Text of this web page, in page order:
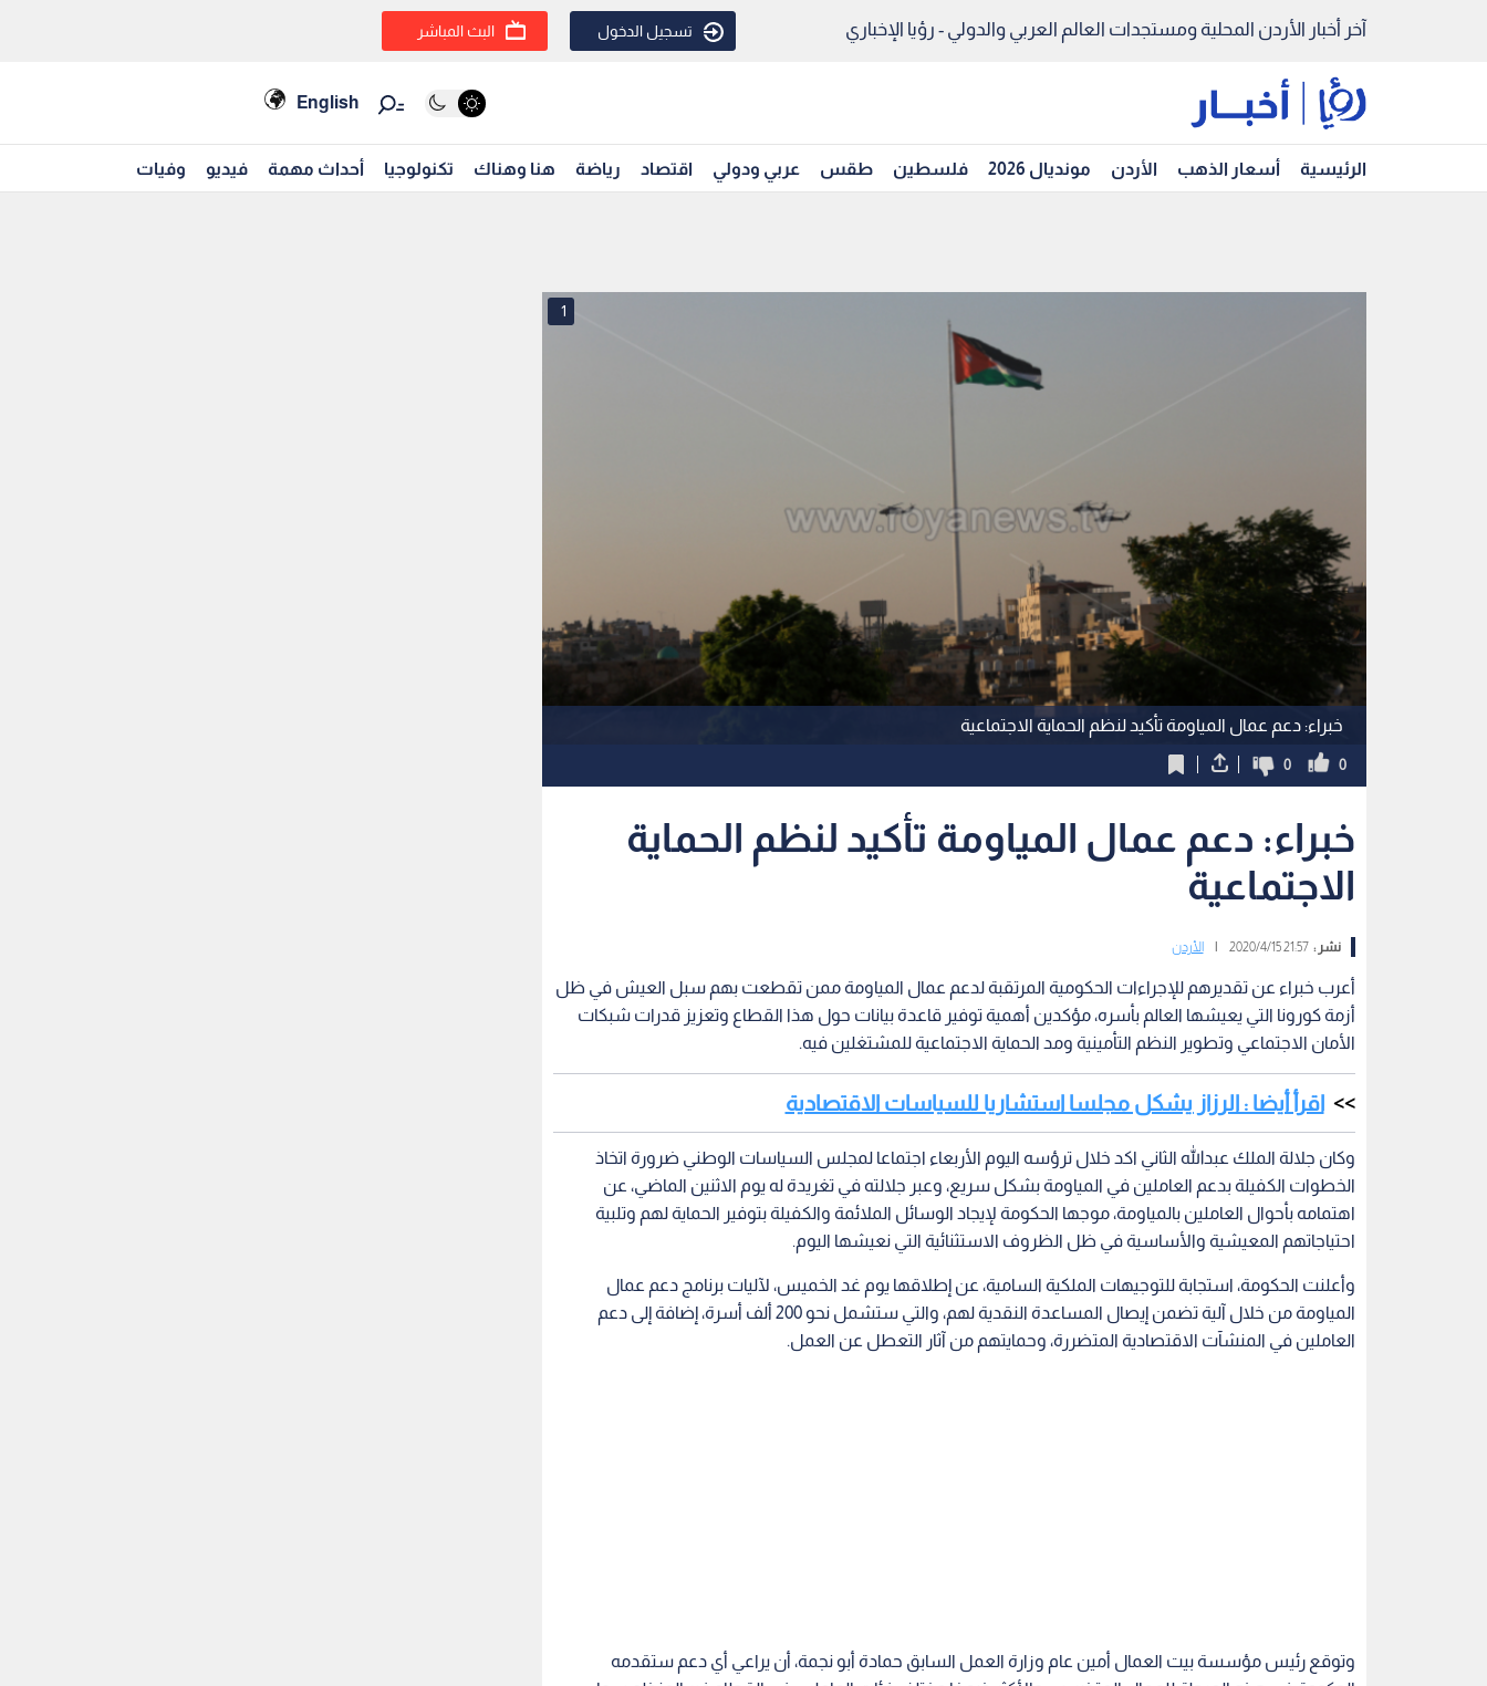
آخر أخبار الأردن المحلية ومستجدات العالم العربي والدولي - رؤيا الإخباري تسجيل الدخول البث المباشر
English
الرئيسية أسعار الذهب الأردن مونديال 2026 فلسطين طقس عربي ودولي اقتصاد رياضة هنا وهناك تكنولوجيا أحداث مهمة فيديو وفيات
خبراء: دعم عمال المياومة تأكيد لنظم الحماية الاجتماعية
1
0
0
خبراء: دعم عمال المياومة تأكيد لنظم الحماية
الاجتماعية
نشر :21:57 2020/4/15 الأردن
أعرب خبراء عن تقديرهم للإجراءات الحكومية المرتقبة لدعم عمال المياومة ممن تقطعت بهم سبل العيش في ظل
أزمة كورونا التي يعيشها العالم بأسره، مؤكدين أهمية توفير قاعدة بيانات حول هذا القطاع وتعزيز قدرات شبكات
الأمان الاجتماعي وتطوير النظم التأمينية ومد الحماية الاجتماعية للمشتغلين فيه.
اقرأ أيضا : الرزاز يشكل مجلسا استشاريا للسياسات الاقتصادية
وكان جلالة الملك عبدالله الثاني اكد خلال ترؤسه اليوم الأربعاء اجتماعا لمجلس السياسات الوطني ضرورة اتخاذ
الخطوات الكفيلة بدعم العاملين في المياومة بشكل سريع، وعبر جلالته في تغريدة له يوم الاثنين الماضي، عن
اهتمامه بأحوال العاملين بالمياومة، موجها الحكومة لإيجاد الوسائل الملائمة والكفيلة بتوفير الحماية لهم وتلبية
احتياجاتهم المعيشية والأساسية في ظل الظروف الاستثنائية التي نعيشها اليوم.
وأعلنت الحكومة، استجابة للتوجيهات الملكية السامية، عن إطلاقها يوم غد الخميس، لآليات برنامج دعم عمال
المياومة من خلال آلية تضمن إيصال المساعدة النقدية لهم، والتي ستشمل نحو 200 ألف أسرة، إضافة إلى دعم
العاملين في المنشآت الاقتصادية المتضررة، وحمايتهم من آثار التعطل عن العمل.
وتوقع ‏رئيس مؤسسة بيت العمال أمين عام وزارة العمل السابق حمادة أبو نجمة، أن يراعي أي دعم ستقدمه